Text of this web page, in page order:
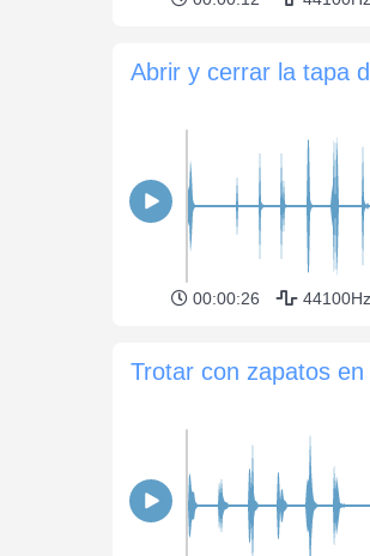
Abrir y cerrar la tapa
00:00:26 44100Hz